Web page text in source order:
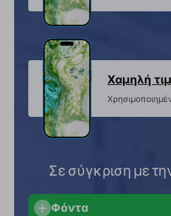
Χαμηλή
Σε σύγκριση με
Φόντα